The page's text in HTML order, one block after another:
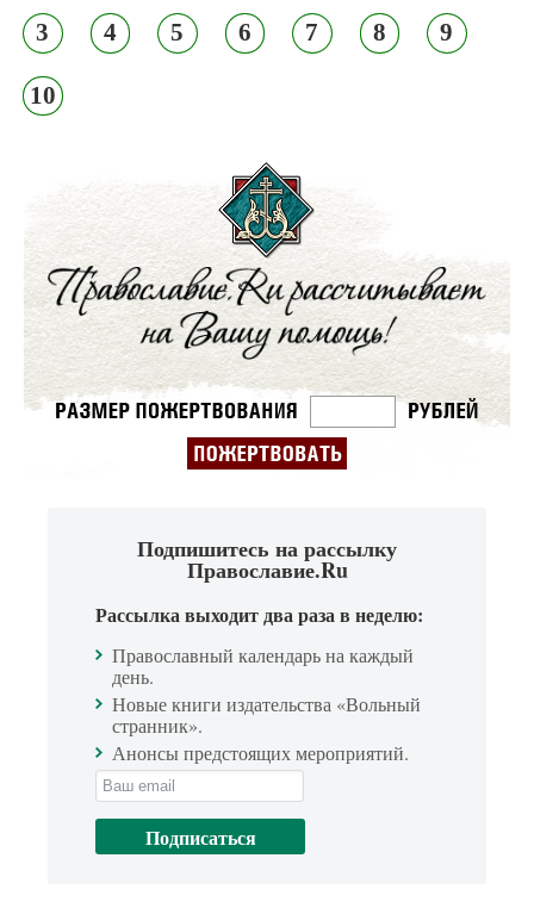
3 4 5 6 7 8 9
10
Подпишитесь на рассылку
Православие.Ru
Рассылка выходит два раза в неделю:
Православный календарь на каждый
день.
Новые книги издательства «Вольный
странник».
Анонсы предстоящих мероприятий.